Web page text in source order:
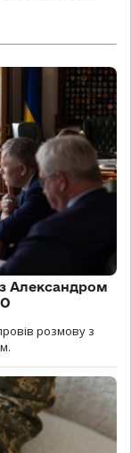
Александром
розмову з